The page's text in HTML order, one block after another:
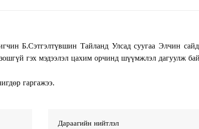
Б.Сэтгэлтүвшин Тайланд Улсад суугаа Элчин
гэх мэдээлэл цахим орчинд шүүмжлэл дагуулж
гаргажээ.
Дараагийн нийтлэл